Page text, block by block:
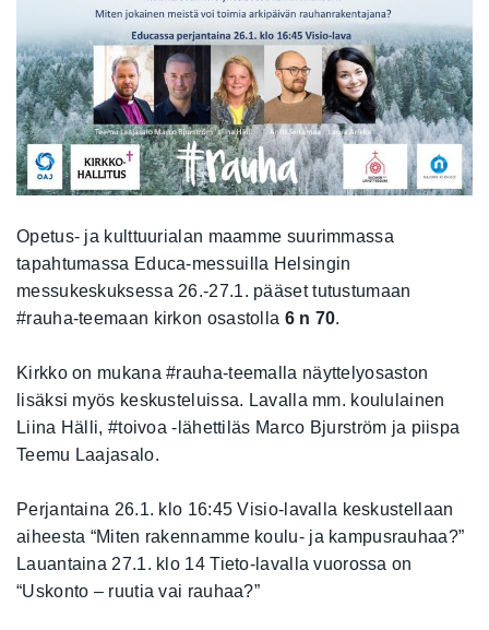
Opetus- ja kulttuurialan maamme suurimmassa
tapahtumassa Educa-messuilla Helsingin
messukeskuksessa 26.-27.1. pääset tutustumaan
#rauha-teemaan kirkon osastolla 6 n 70.
Kirkko on mukana #rauha-teemalla näyttelyosaston
lisäksi myös keskusteluissa. Lavalla mm. koululainen
Liina Hälli, #toivoa -lähettiläs Marco Bjurström ja piispa
Teemu Laajasalo.
Perjantaina 26.1. klo 16:45 Visio-lavalla keskustellaan
aiheesta “Miten rakennamme koulu- ja kampusrauhaa?”
Lauantaina 27.1. klo 14 Tieto-lavalla vuorossa on
“Uskonto – ruutia vai rauhaa?”